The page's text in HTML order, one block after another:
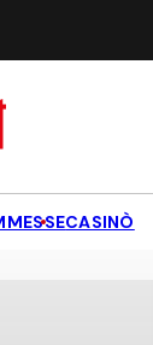
CASINÒ